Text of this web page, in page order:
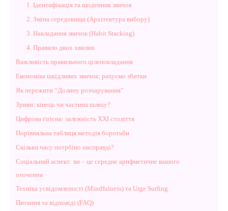
1. Ідентифікація та щоденник звичок
2. Зміна середовища (Архітектура вибору)
3. Накладання звичок (Habit Stacking)
4. Правило двох хвилин
Важливість правильного цілепокладання
Економіка шкідливих звичок: рахуємо збитки
Як пережити “Долину розчарування”
Зриви: кінець чи частина шляху?
Цифрова гігієна: залежність XXI століття
Порівняльна таблиця методів боротьби
Скільки часу потрбіно насправді?
Соціальний аспект: ви – це середнє арифметичне вашого
оточення
Техніка усвідомленості (Mindfulness) та Urge Surfing
Питання та відповіді (FAQ)